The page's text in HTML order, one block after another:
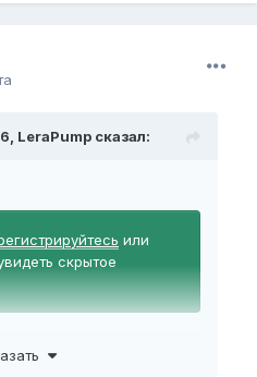
LeraPump сказал:
или
скрытое